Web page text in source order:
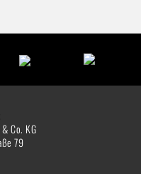
Co. KG
79